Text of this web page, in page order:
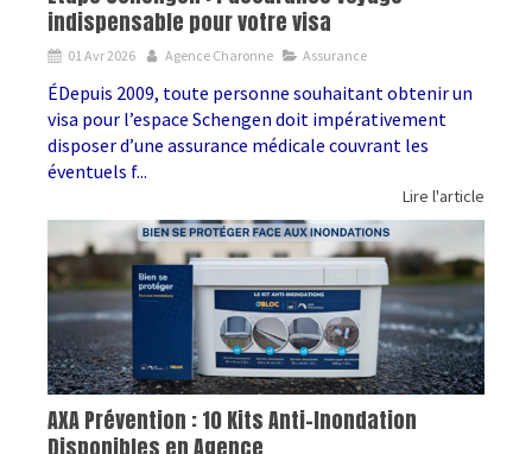
indispensable pour votre visa
01 Avr 2026 Agence Charonne Assurance
ÉDepuis 2009, toute personne souhaitant obtenir un
visa pour l’espace Schengen doit impérativement
disposer d’une assurance médicale couvrant les
éventuels f...
Lire l'article
AXA Prévention : 10 Kits Anti-Inondation